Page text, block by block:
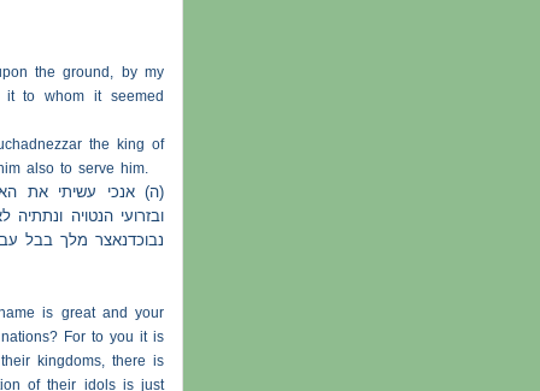
the ground, by my
it to whom it seemed
the king of
also to serve him.
(ה) אנכי עשיתי את
ובזרועי הנטויה
נבוכדנאצר מלך בבל
is great and your
For to you it is
kingdoms, there is
of their idols is just